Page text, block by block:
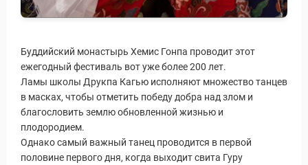
Буддийский монастырь Хемис Гонпа проводит этот
ежегодный фестиваль вот уже более 200 лет.
Ламы школы Друкпа Кагью исполняют множество танцев
в масках, чтобы отметить победу добра над злом и
благословить землю обновленной жизнью и
плодородием.
Однако самый важный танец проводится в первой
половине первого дня, когда выходит свита Гуру